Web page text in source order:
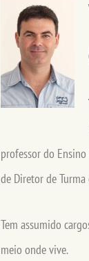
professor do
de Diretor de
Tem assumido
meio onde vive.